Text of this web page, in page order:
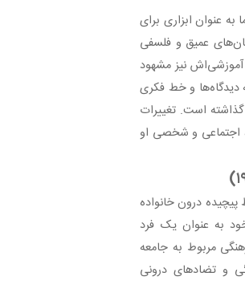
عنوان ابزاری برای
عمیق و فلسفی
آموزشی‌اش نیز مشهود
دیدگاه‌ها و خط فکری
است. تغییرات
اجتماعی و شخصی او
درون خانواده
به عنوان یک فرد
مربوط به جامعه
و تضادهای درونی